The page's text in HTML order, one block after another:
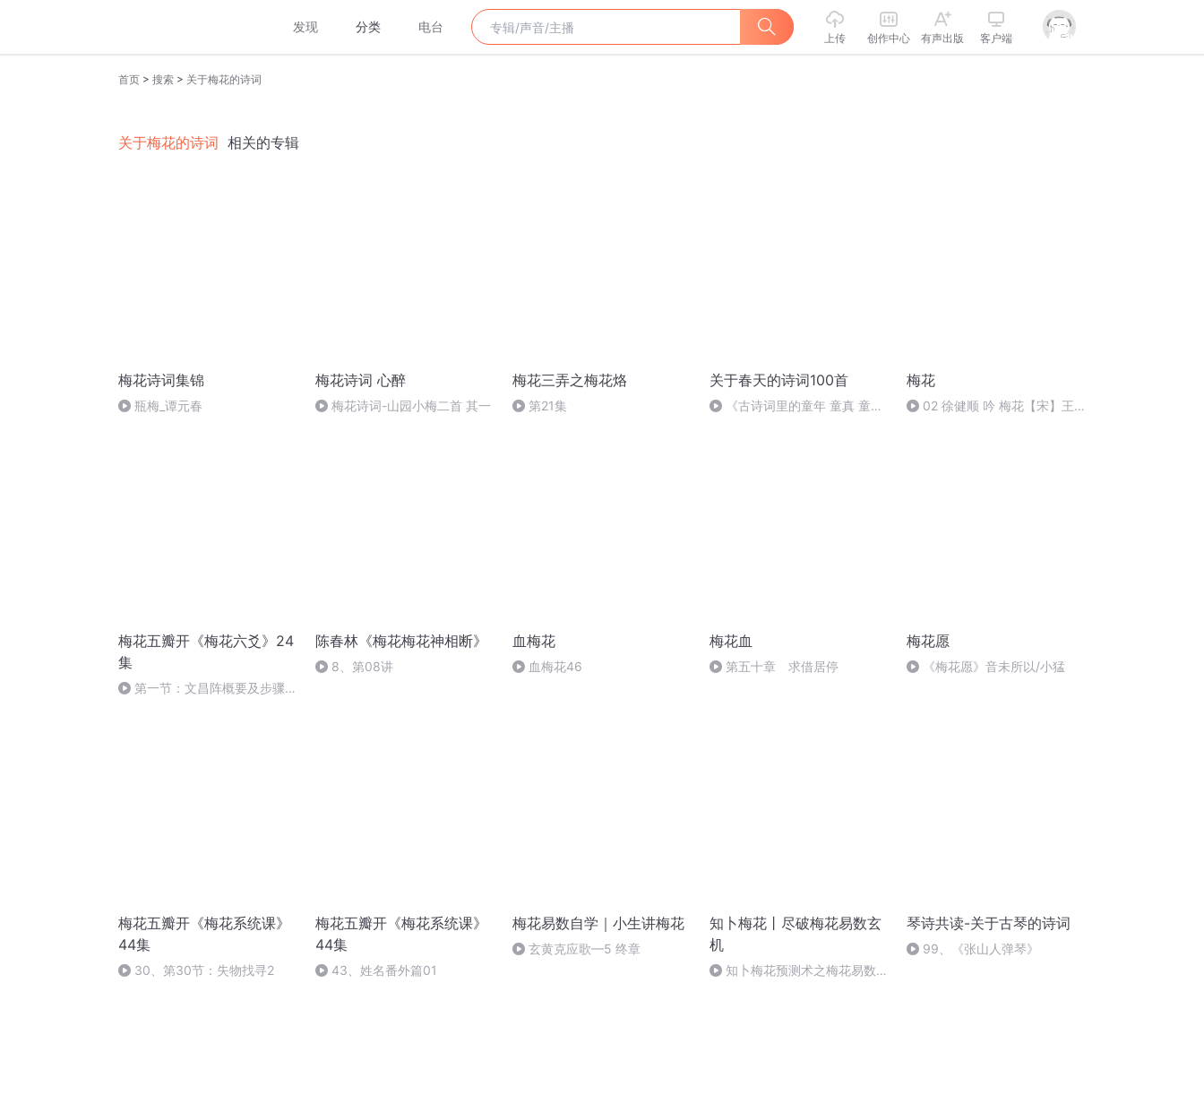
发现 分类 电台
上传 创作中心 有声出版 客户端
首页 > 搜索 > 关于梅花的诗词
关于梅花的诗词 相关的专辑
梅花诗词集锦
瓶梅_谭元春
梅花诗词 心醉
梅花诗词-山园小梅二首 其一
梅花三弄之梅花烙
第21集
关于春天的诗词100首
《古诗词里的童年 童真 童
梅花
02 徐健顺 吟 梅花【宋】王
梅花五瓣开《梅花六爻》24
集
第一节：文昌阵概要及步骤
陈春林《梅花梅花神相断》
8、第08讲
血梅花
血梅花46
梅花血
第五十章 求借居停
梅花愿
《梅花愿》音未所以/小猛
梅花五瓣开《梅花系统课》
44集
30、第30节：失物找寻2
梅花五瓣开《梅花系统课》
44集
43、姓名番外篇01
梅花易数自学｜小生讲梅花
玄黄克应歌—5 终章
知卜梅花丨尽破梅花易数玄
机
知卜梅花预测术之梅花易数深
琴诗共读-关于古琴的诗词
99、《张山人弹琴》